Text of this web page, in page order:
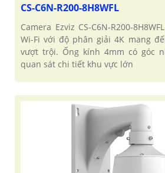
CS-C6N-R200-8H8WFL
Camera Ezviz CS-C6N-R200-
Wi-Fi với độ phân giải 4K mang
vượt trội. Ống kính 4mm có góc
quan sát chi tiết khu vực lớn